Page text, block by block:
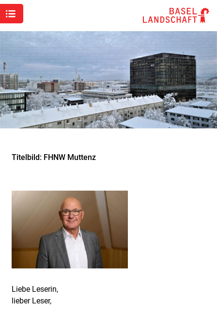
Titelbild: FHNW Muttenz
Liebe Leserin,
lieber Leser,